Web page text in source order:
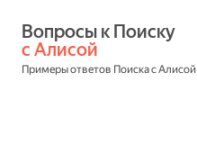
с Алисой
Примеры ответов Поиска с Алисой